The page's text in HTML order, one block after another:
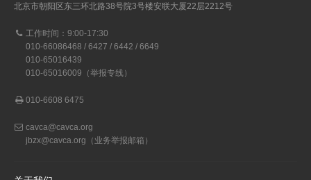
北京市朝阳区东三环北路38号院3号楼安联大厦22层2212号
工作时间：9:00-17:30
010-66086468 / 6427 / 6442 / 6649
010-65016439
010-65016009（举报专线）
010-6608 6475
cavca@cavca.org
jbzx@cavca.org （业务举报邮箱）